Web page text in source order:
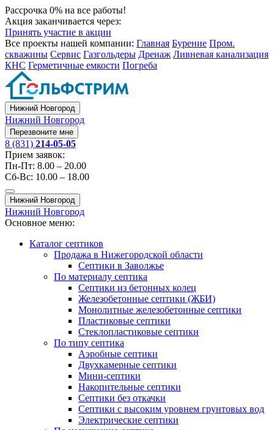
Рассрочка 0% на все работы!
Акция заканчивается через:
Принять участие в акции
Все проекты нашей компании: Главная Бурение Пром.
скважины Сервис Газгольдеры Дренаж Ливневая канализация
КНС Герметичные емкости Погреба
Нижний Новгород
Нижний Новгород
Перезвоните мне
8 (831) 214-05-05
Прием заявок:
Пн-Пт: 8.00 – 20.00
Сб-Вс: 10.00 – 18.00
Нижний Новгород
Нижний Новгород
Основное меню:
Каталог септиков
Продажа в Нижегородской области
Септики в Заволжье
По материалу септика
Септики из бетонных колец
Железобетонные септики (ЖБИ)
Монолитные железобетонные септики
Пластиковые септики
Стеклопластиковые септики
По типу септика
Аэробные септики
Двухкамерные септики
Мини-септики
Накопительные септики
Септики без откачки
Септики с высоким уровнем грунтовых вод
Электрические септики